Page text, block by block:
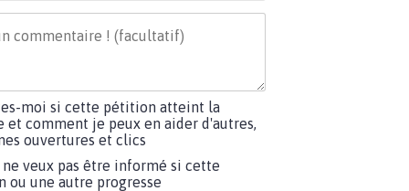
moi si cette pétition atteint la
et comment je peux en aider d'autres,
ouvertures et clics
ne veux pas être informé si cette
ou une autre progresse